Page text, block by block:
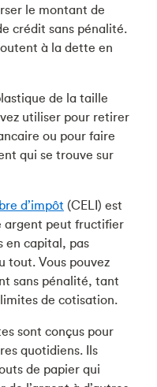
le montant de
crédit sans pénalité.
à la dette en
de la taille
utiliser pour retirer
ou pour faire
qui se trouve sur
d’impôt (CELI) est
argent peut fructifier
en capital, pas
tout. Vous pouvez
sans pénalité, tant
de cotisation.
sont conçus pour
quotidiens. Ils
de papier qui